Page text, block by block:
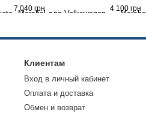
навигация android
7 040 грн
4 100 грн
Клиентам
Вход в личный кабинет
Оплата и доставка
Обмен и возврат